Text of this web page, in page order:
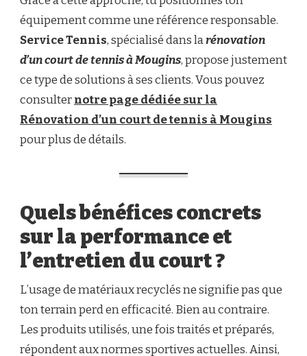
équipement comme une référence responsable.
Service Tennis, spécialisé dans larénovation
d’un court de tennis à Mougins, propose justement
ce type de solutions à ses clients. Vous pouvez
consulternotre page dédiée sur la
Rénovation d’un court de tennis à Mougins
pour plus de détails.
Quels bénéfices concrets
sur la performance et
l’entretien du court ?
L’usage de matériaux recyclés ne signifie pas que
ton terrain perd en efficacité. Bien au contraire.
Les produits utilisés, une fois traités et préparés,
répondent aux normes sportives actuelles. Ainsi,